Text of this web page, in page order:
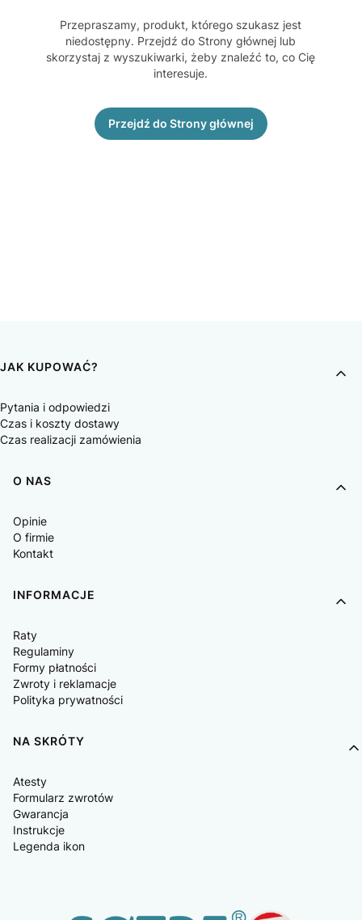
Przepraszamy, produkt, którego szukasz jest
niedostępny. Przejdź do Strony głównej lub
skorzystaj z wyszukiwarki, żeby znaleźć to, co Cię
interesuje.
Przejdź do Strony głównej
JAK KUPOWAĆ?
Pytania i odpowiedzi
Czas i koszty dostawy
Czas realizacji zamówienia
O NAS
Opinie
O firmie
Kontakt
INFORMACJE
Raty
Regulaminy
Formy płatności
Zwroty i reklamacje
Polityka prywatności
NA SKRÓTY
Atesty
Formularz zwrotów
Gwarancja
Instrukcje
Legenda ikon